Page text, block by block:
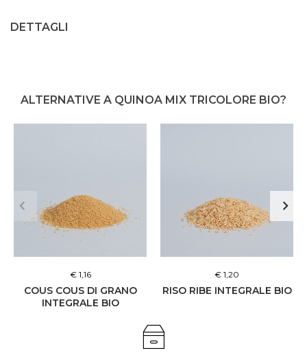
DETTAGLI
ALTERNATIVE A QUINOA MIX TRICOLORE BIO?
COUS COUS DI GRANO
INTEGRALE BIO
€ 1,16
RISO RIBE INTEGRALE BIO
€ 1,20